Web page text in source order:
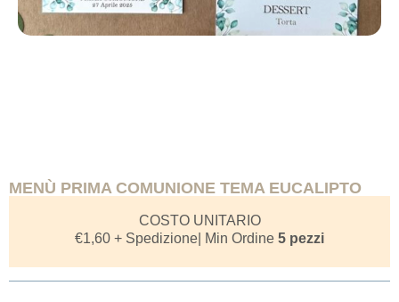
MENÙ PRIMA COMUNIONE TEMA EUCALIPTO
COSTO UNITARIO
€1,60 + Spedizione | Min Ordine 5 pezzi